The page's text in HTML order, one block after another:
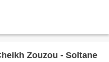
Zouzou - Soltane